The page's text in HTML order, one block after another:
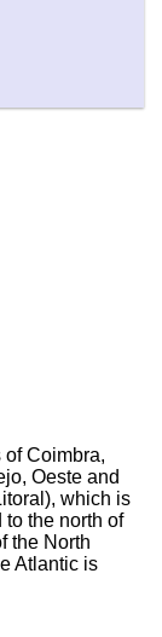
Coimbra,
Oeste and
which is
the north of
the North
Atlantic is